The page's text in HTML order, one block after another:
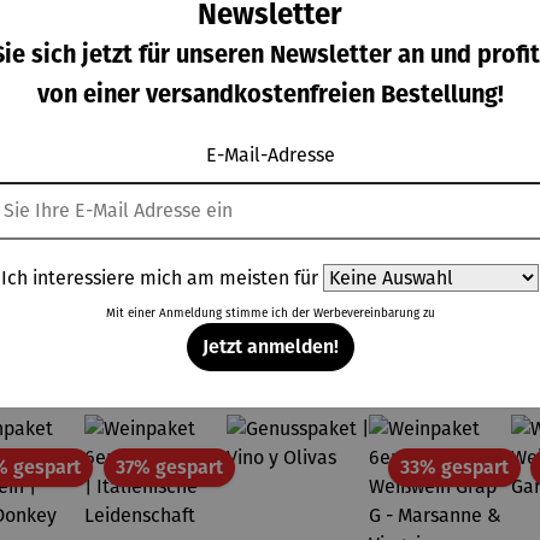
r |
Verkaufspreis:
r | Vino
Black
89,99 €
Weinset
Elegant 5-
Topseller der Kategorie Weine
gespartRabatt37% gespartRabatt 33% gespart
Newsletter
sich jetzt für unseren Newsletter an und
von einer versandkostenfreien Bestellung!
E-Mail-Adresse
Ich interessiere mich am meisten für
Mit einer Anmeldung stimme ich der Werbevereinbarungzu
Jetzt anmelden!